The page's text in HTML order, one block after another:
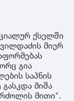
ქსელში
მიერ
გია
საპნის
მიშა
მითი".